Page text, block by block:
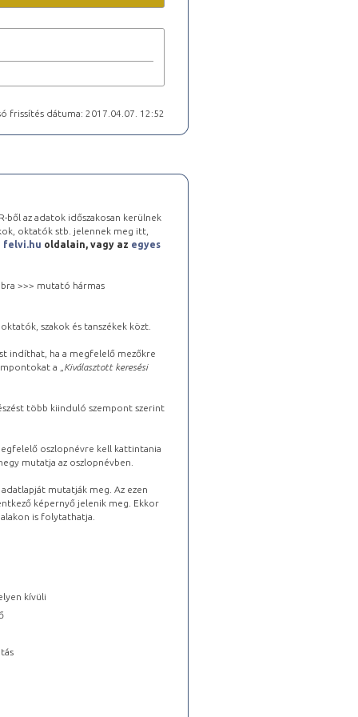
frissítés dátuma: 2017.04.07. 12:52
ből az adatok időszakosan kerülnek
oktatók stb. jelennek meg itt,
felvi.hu oldalain, vagy az egyes
>>> mutató hármas
szakok és tanszékek közt.
indíthat, ha a megfelelő mezőkre
a „ Kiválasztott keresési
több kiinduló szempont szerint
oszlopnévre kell kattintania
mutatja az oszlopnévben.
mutatják meg. Az ezen
képernyő jelenik meg. Ekkor
is folytathatja.
kívüli